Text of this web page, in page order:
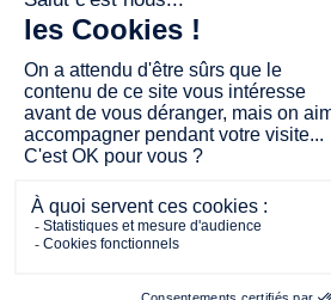
AIDE ET ACCESSIBILITÉ NON CONFORME